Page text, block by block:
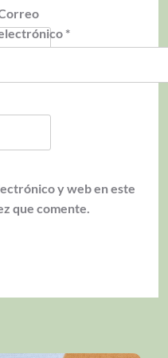
*
y web en este
que comente.